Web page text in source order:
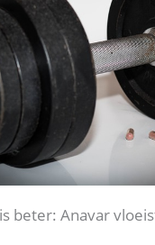
beter: Anavar